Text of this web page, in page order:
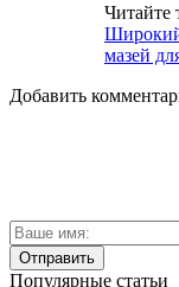
Читайте
мазей
Добавить
Популярные статьи